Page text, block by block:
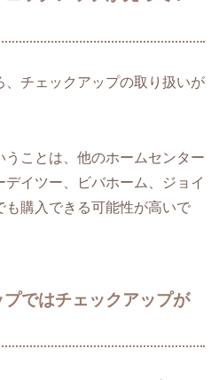
、チェックアップの取り扱いが
うことは、他のホームセンター
デイツー、ビバホーム、ジョイ
も購入できる可能性が高いで
ではチェックアップが